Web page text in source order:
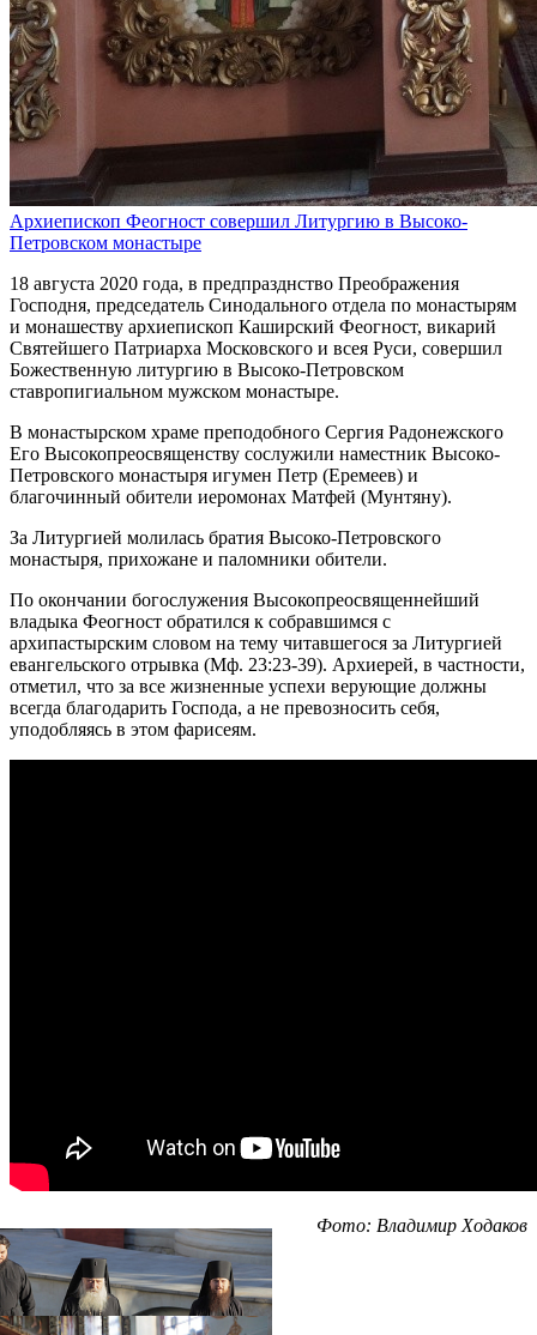
Архиепископ Феогност совершил Литургию в Высоко-
Петровском монастыре
18 августа 2020 года, в предпразднство Преображения
Господня, председатель Синодального отдела по монастырям
и монашеству архиепископ Каширский Феогност, викарий
Святейшего Патриарха Московского и всея Руси, совершил
Божественную литургию в Высоко-Петровском
ставропигиальном мужском монастыре.
В монастырском храме преподобного Сергия Радонежского
Его Высокопреосвященству сослужили наместник Высоко-
Петровского монастыря игумен Петр (Еремеев) и
благочинный обители иеромонах Матфей (Мунтяну).
За Литургией молилась братия Высоко-Петровского
монастыря, прихожане и паломники обители.
По окончании богослужения Высокопреосвященнейший
владыка Феогност обратился к собравшимся с
архипастырским словом на тему читавшегося за Литургией
евангельского отрывка (Мф. 23:23-39). Архиерей, в частности,
отметил, что за все жизненные успехи верующие должны
всегда благодарить Господа, а не превозносить себя,
уподобляясь в этом фарисеям.
Фото: Владимир Ходаков
Распечатать
Фото